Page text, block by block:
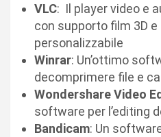
VLC: Il player video e
con supporto film 3D
personalizzabile
Winrar: Un’ottimo
decomprimere file e
Wondershare Video
software per l’editing
Bandicam: Un